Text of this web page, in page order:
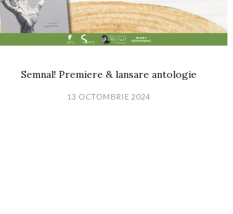
Semnal! Premiere & lansare antologie
13 OCTOMBRIE 2024